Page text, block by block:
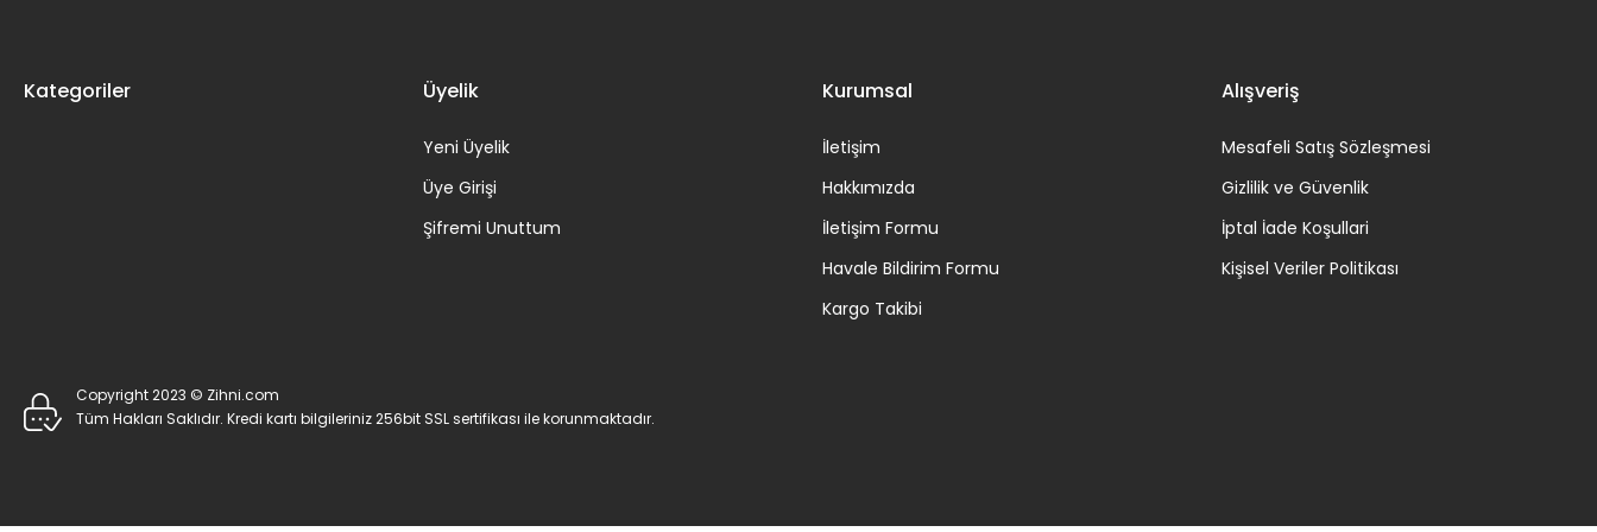
Kategoriler Üyelik
Yeni Üyelik
Üye Girişi
Şifremi Unuttum
Kurumsal
İletişim
Hakkımızda
İletişim Formu
Havale Bildirim Formu
Kargo Takibi
Alışveriş
Mesafeli Satış Sözleşmesi
Gizlilik ve Güvenlik
İptal İade Koşullari
Kişisel Veriler Politikası
Copyright 2023 © Zihni.com
Tüm Hakları Saklıdır. Kredi kartı bilgileriniz 256bit SSL sertifikası ile korunmaktadır.